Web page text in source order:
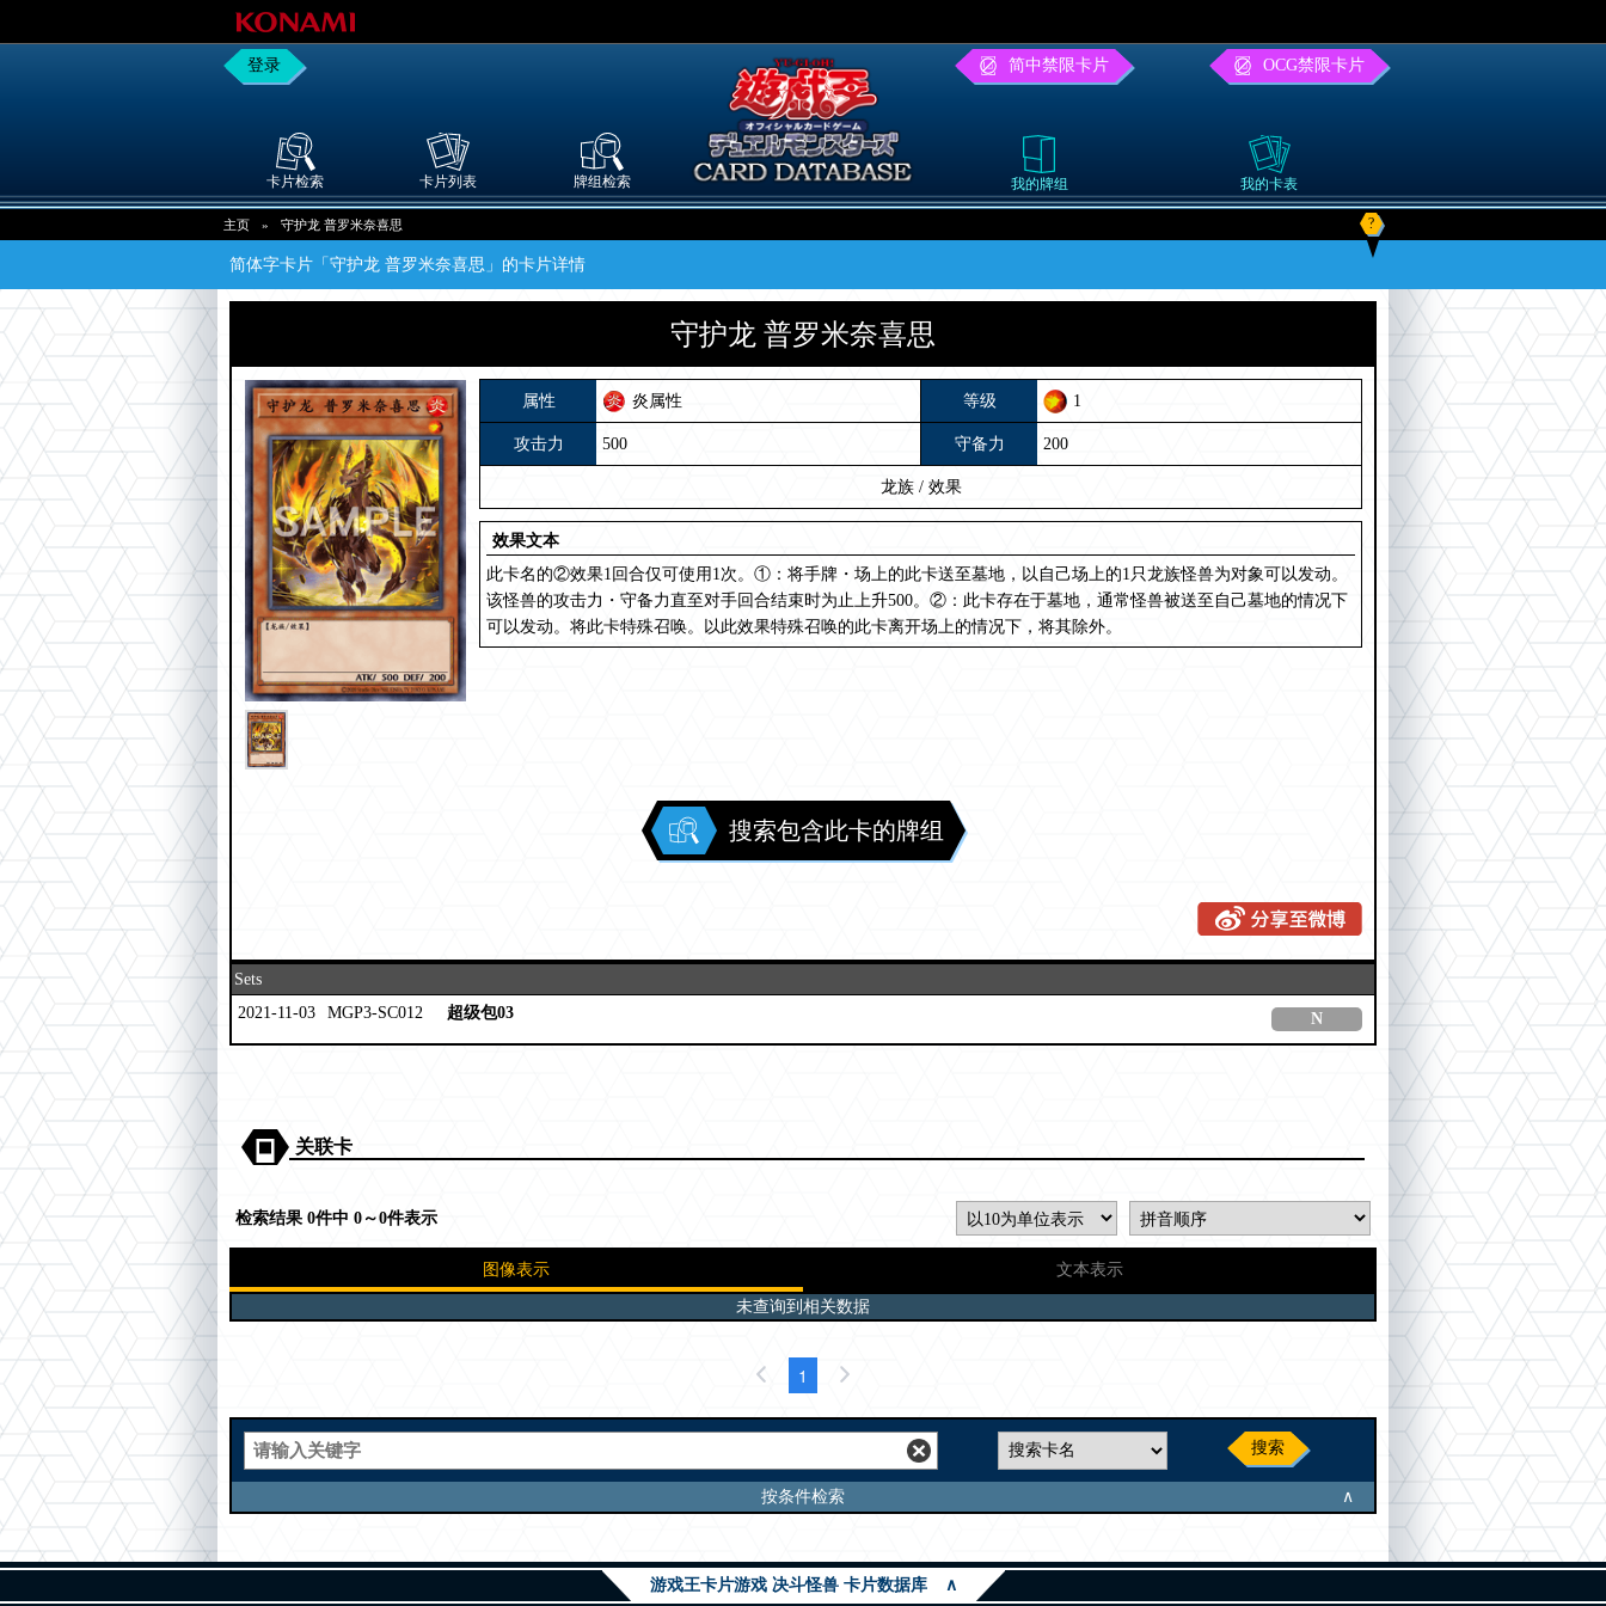
登录 简中禁限卡片 OCG禁限卡片
卡片检索 卡片列表 牌组检索 我的牌组 我的卡表
主页 » 守护龙 普罗米奈喜思 ?
简体字卡片「守护龙 普罗米奈喜思」的卡片详情
守护龙 普罗米奈喜思
属性 炎属性 等级 1
攻击力 500 守备力 200
龙族 / 效果
效果文本
此卡名的②效果1回合仅可使用1次。①：将手牌・场上的此卡送至墓地，以自己场上的1只龙族怪兽为对象可以发动。
该怪兽的攻击力・守备力直至对手回合结束时为止上升500。②：此卡存在于墓地，通常怪兽被送至自己墓地的情况下
可以发动。将此卡特殊召唤。以此效果特殊召唤的此卡离开场上的情况下，将其除外。
搜索包含此卡的牌组
Sets
2021-11-03
MGP3-SC012 超级包03 N
关联卡
检索结果 0件中 0～0件表示
图像表示 文本表示
未查询到相关数据
1
搜索
按条件检索 ∧
游戏王卡片游戏 决斗怪兽 卡片数据库 ∧